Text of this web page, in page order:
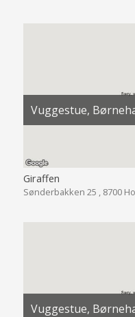
Vuggestue,
Giraffen
Sønderbakken 25 , 8700
Vuggestue,